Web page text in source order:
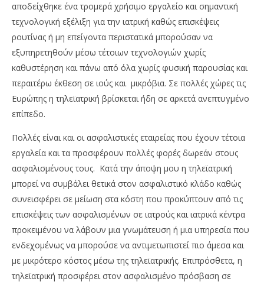
αποδείχθηκε ένα τρομερά χρήσιμο εργαλείο και σημαντική
τεχνολογική εξέλιξη για την ιατρική καθώς επισκέψεις
ρουτίνας ή μη επείγοντα περιστατικά μπορούσαν να
εξυπηρετηθούν μέσω τέτοιων τεχνολογιών χωρίς
καθυστέρηση και πάνω από όλα χωρίς φυσική παρουσίας και
περαιτέρω έκθεση σε ιούς και μικρόβια. Σε πολλές χώρες τις
Ευρώπης η τηλεϊατρική βρίσκεται ήδη σε αρκετά ανεπτυγμένο
επίπεδο.
Πολλές είναι και οι ασφαλιστικές εταιρείας που έχουν τέτοια
εργαλεία και τα προσφέρουν πολλές φορές δωρεάν στους
ασφαλισμένους τους. Κατά την άποψη μου η τηλεϊατρική
μπορεί να συμβάλει θετικά στον ασφαλιστικό κλάδο καθώς
συνεισφέρει σε μείωση στα κόστη που προκύπτουν από τις
επισκέψεις των ασφαλισμένων σε ιατρούς και ιατρικά κέντρα
προκειμένου να λάβουν μια γνωμάτευση ή μια υπηρεσία που
ενδεχομένως να μπορούσε να αντιμετωπιστεί πιο άμεσα και
με μικρότερο κόστος μέσω της τηλεϊατρικής. Επιπρόσθετα, η
τηλεϊατρική προσφέρει στον ασφαλισμένο πρόσβαση σε